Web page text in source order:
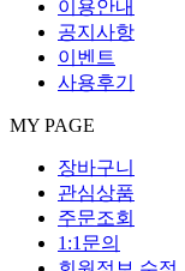
이용안내
공지사항
이벤트
사용후기
MY PAGE
장바구니
관심상품
주문조회
1:1문의